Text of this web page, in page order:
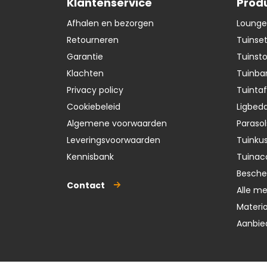
Afhalen en bezorgen
Retourneren
Garantie
Klachten
Privacy policy
Cookiebeleid
Algemene voorwaarden
Leveringsvoorwaarden
Kennisbank
Contact
Alle